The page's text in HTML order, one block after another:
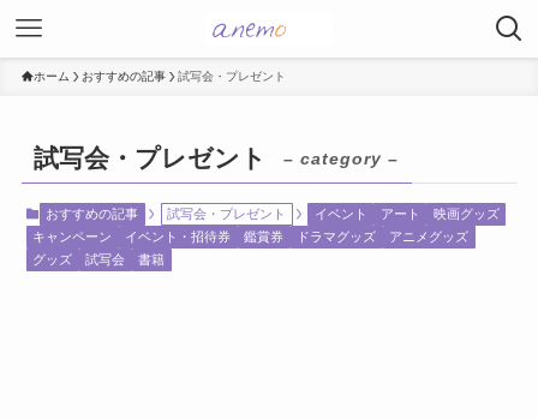
ホーム おすすめの記事 試写会・プレゼント
試写会・プレゼント – category –
おすすめの記事 試写会・プレゼント イベント アート
映画グッズ
キャンペーン
イベント・招待券 鑑賞券 ドラマグッズ
アニメグッズ
グッズ
試写会 書籍